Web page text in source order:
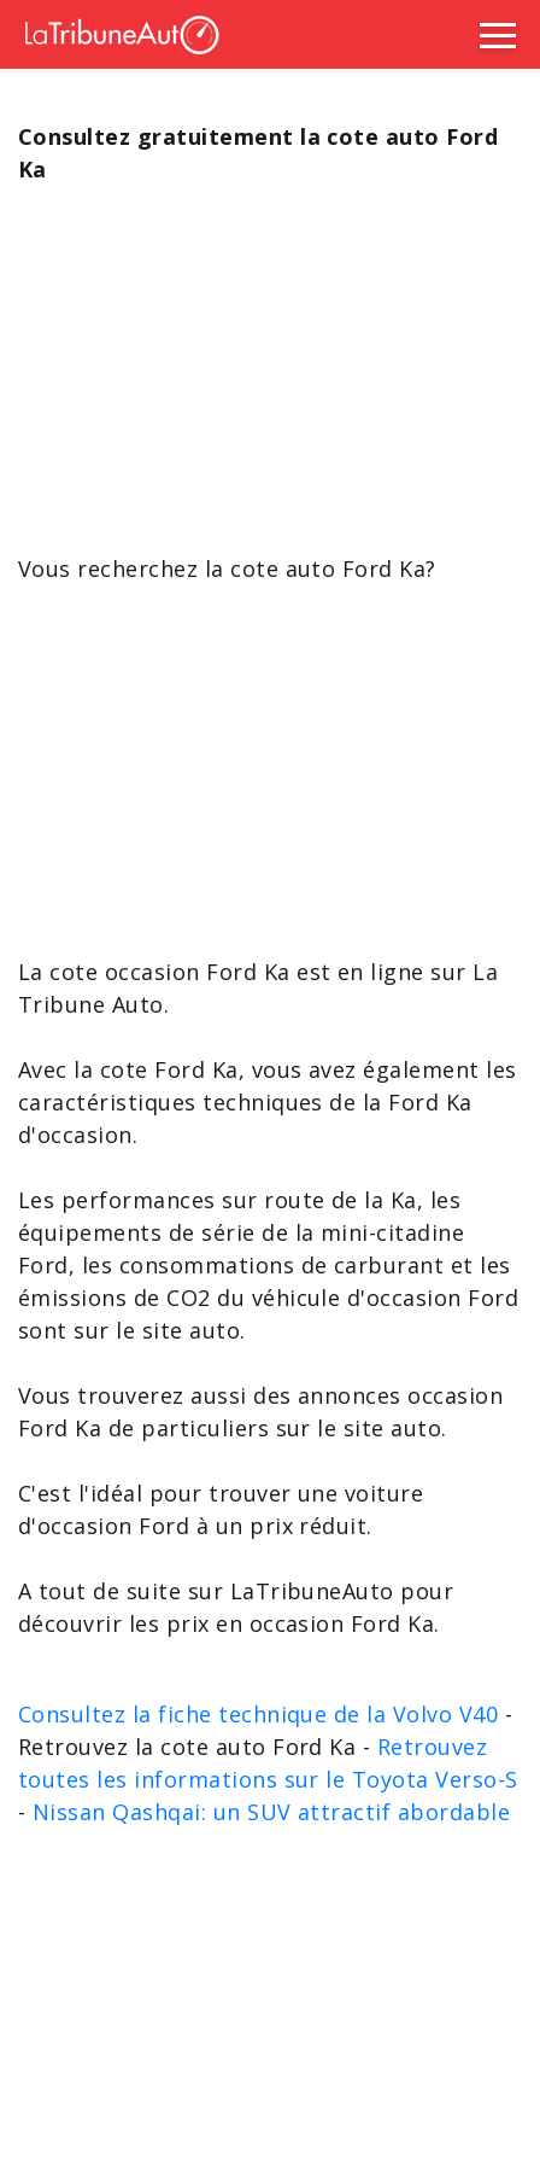
Consultez gratuitement la cote auto Ford
Ka
Vous recherchez la cote auto Ford Ka?
La cote occasion Ford Ka est en ligne sur La
Tribune Auto.
Avec la cote Ford Ka, vous avez également les
caractéristiques techniques de la Ford Ka
d'occasion.
Les performances sur route de la Ka, les
équipements de série de la mini-citadine
Ford, les consommations de carburant et les
émissions de CO2 du véhicule d'occasion Ford
sont sur le site auto.
Vous trouverez aussi des annonces occasion
Ford Ka de particuliers sur le site auto.
C'est l'idéal pour trouver une voiture
d'occasion Ford à un prix réduit.
A tout de suite sur LaTribuneAuto pour
découvrir les prix en occasion Ford Ka.
Consultez la fiche technique de la Volvo V40 -
Retrouvez la cote auto Ford Ka - Retrouvez
toutes les informations sur le Toyota Verso-S
- Nissan Qashqai: un SUV attractif abordable